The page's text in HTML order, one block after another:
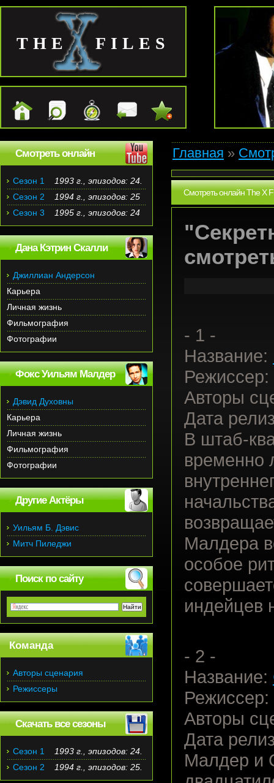
THE FILES
Главная »
Смотреть онлайн The X
- 1 -
Название:
Режиссер:
Авторы
Дата
В штаб-
временно
Малдера
особое
индейцев
- 2 -
Название:
Режиссер:
Авторы
Дата
Малдер и
Смотреть онлайн
Сезон 1
1993 г., эпизодов: 24.
Сезон 2
1994 г., эпизодов: 25
Сезон 3
1995 г., эпизодов: 24
Дана Кэтрин Скалли
Джиллиан Андерсон
Карьера
Личная жизнь
Фильмография
Фотографии
Фокс Уильям Малдер
Дэвид Духовны
Карьера
Личная жизнь
Фильмография
Фотографии
Другие Актёры
Уильям Б. Дэвис
Митч Пиледжи
Поиск по сайту
Команда
Авторы сценария
Режиссеры
Скачать все сезоны
Сезон 1
1993 г., эпизодов: 24.
Сезон 2
1994 г., эпизодов: 25.